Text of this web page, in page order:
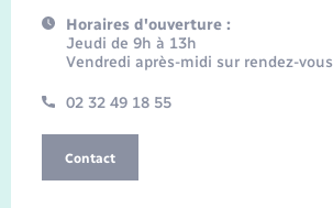
Horaires d'ouverture :
Jeudi de 9h à 13h
Vendredi après-midi sur rendez-vous
02 32 49 18 55
Contact